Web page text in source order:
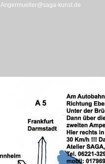
Angermueller@saga-kunst.de